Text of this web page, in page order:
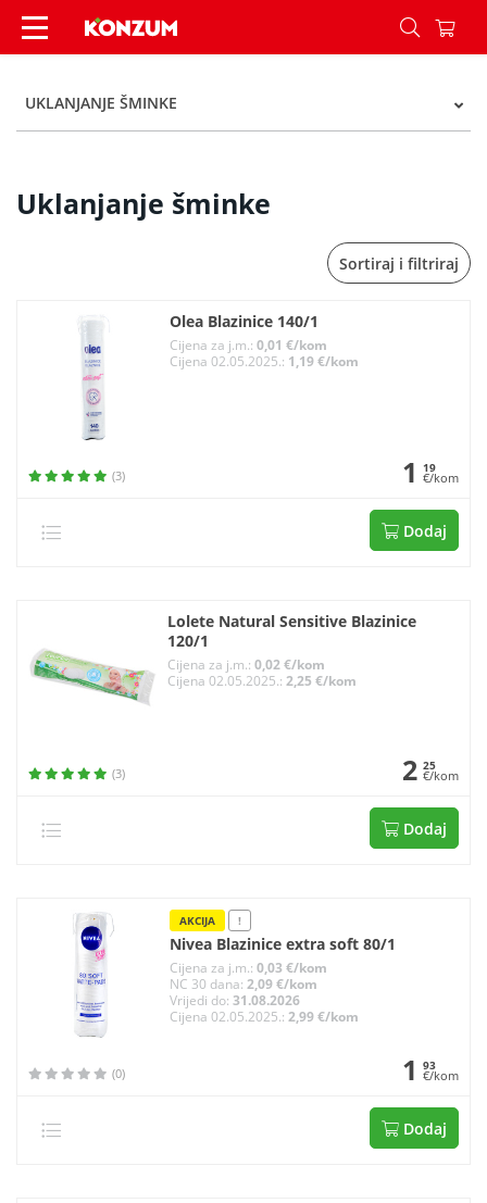
Uklanjanje šminke - Kategorije - Konzum
UKLANJANJE ŠMINKE
Uklanjanje šminke
Sortiraj i filtriraj
Olea Blazinice 140/1
Cijena za j.m.: 0,01 €/kom
Cijena 02.05.2025.: 1,19 €/kom
(3) 1 19
€/kom
Dodaj
Lolete Natural Sensitive Blazinice
120/1
Cijena za j.m.:0,02 €/kom
Cijena 02.05.2025.:2,25 €/kom
(3) 2 25
€/kom
Dodaj
AKCIJA !
Nivea Blazinice extra soft 80/1
Cijena za j.m.: 0,03 €/kom
NC 30 dana: 2,09 €/kom
Vrijedi do: 31.08.2026
Cijena 02.05.2025.: 2,99 €/kom
(0) 1 93
€/kom
Dodaj